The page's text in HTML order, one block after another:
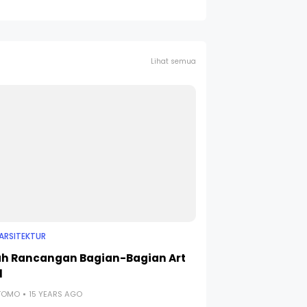
Lihat semua
Rancangan Bagian-Bagian Art
15 YEARS AGO